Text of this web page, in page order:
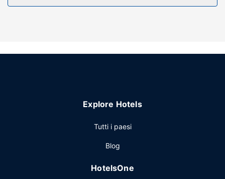
Explore Hotels
Tutti i paesi
Blog
HotelsOne